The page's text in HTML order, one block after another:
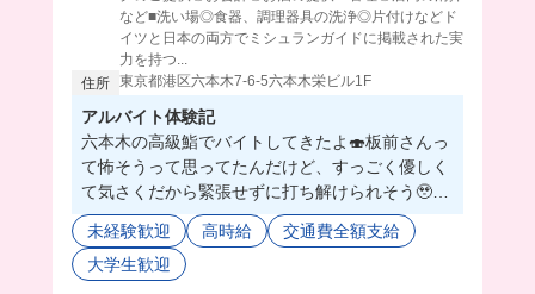
など■洗い場◎食器、調理器具の洗浄◎片付けなどド
イツと日本の両方でミシュランガイドに掲載された実
力を持つ...
住所 東京都港区六本木7-6-5六本木栄ビル1F
アルバイト体験記
六本木の高級鮨でバイトしてきたよ🍣板前さんっ
て怖そうって思ってたんだけど、すっごく優しく
て気さくだから緊張せずに打ち解けられそう🥹❤️
美人で明るい女性の板前さんもいるのありがたす
ぎる🥹✨
サービスの方も調理の方もみんな優しくてあった
未経験歓迎 高時給
交通費全額支給
大学生歓迎